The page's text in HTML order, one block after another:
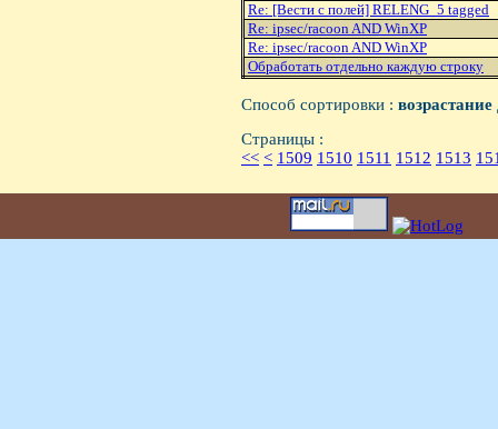
Re: [Вести с полей] RELENG_5 tagged
Re: ipsec/racoon AND WinXP
Re: ipsec/racoon AND WinXP
Обработать отдельно каждую строку
Способ сортировки :
Страницы :
<< < 1509 1510 1511 1512 1513